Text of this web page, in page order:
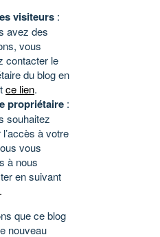
visiteurs :
avez des
vous
contacter le
du blog en
ce lien.
propriétaire :
souhaitez
l’accès à votre
vous
à nous
en suivant
.
que ce blog
nouveau